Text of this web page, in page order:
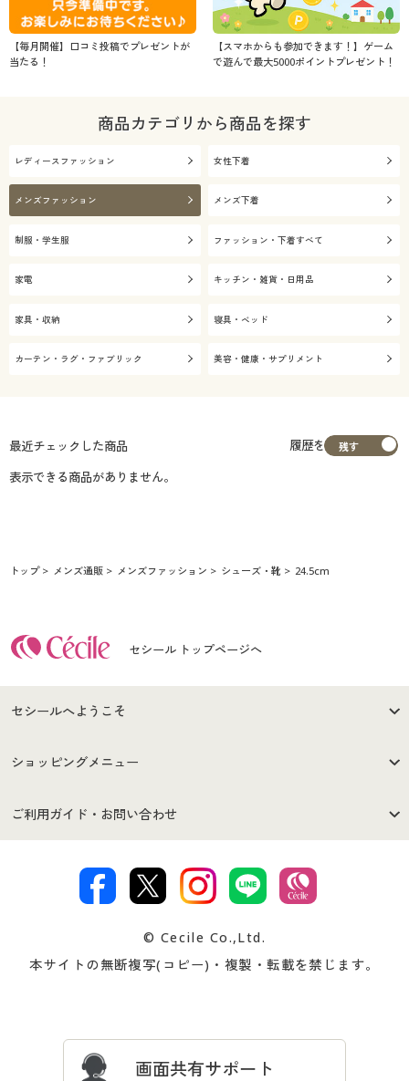
【毎月開催】口コミ投稿でプレゼントが
当たる！
【スマホからも参加できます！】ゲーム
で遊んで最大5000ポイントプレゼント！
商品カテゴリから商品を探す
レディースファッション 女性下着
メンズファッション メンズ下着
制服・学生服 ファッション・下着すべて
家電 キッチン・雑貨・日用品
家具・収納 寝具・ベッド
カーテン・ラグ・ファブリック 美容・健康・サプリメント
最近チェックした商品
履歴を
表示できる商品がありません。
トップ メンズ通販 メンズファッション シューズ・靴 24.5cm
セシール トップページへ
セシールへようこそ
はじめての方へ
セシールご利用規約
著作権・商標について 会社案内
ショッピングメニュー
商品カテゴリ
プレゼント＆キャンペーン サイトマップ
ご利用ガイド・お問い合わせ
交換・返品は お支払は
ついて
忘れの場合
© Cecile Co.,Ltd.
本サイトの無断複写(コピー)・複製・転載を禁じます。
画面共有サポート